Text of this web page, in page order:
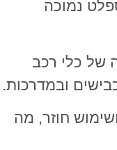
נמוכה
של כלי רכב
ובמדרכות.
חוזר, מה